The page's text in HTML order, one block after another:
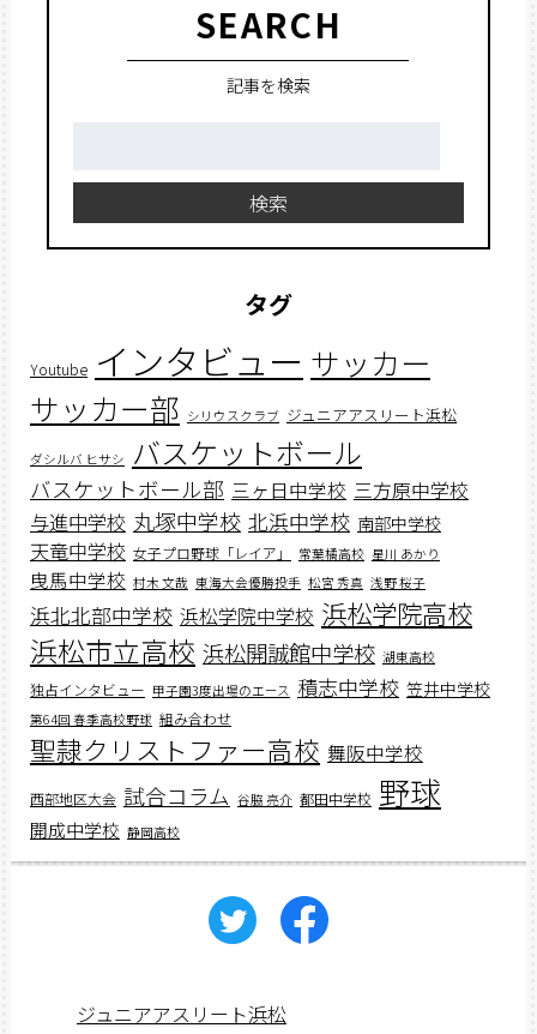
SEARCH
記事を検索
検索
タグ
Youtube インタビュー サッカー
サッカー部 シリウスクラブ ジュニアアスリート浜松
ダシルバ ヒサシ バスケットボール
バスケットボール部 三ヶ日中学校 三方原中学校
与進中学校 丸塚中学校 北浜中学校 南部中学校
天竜中学校 女子プロ野球「レイア」 常葉橘高校 星川 あかり
曳馬中学校 村木 文哉 東海大会優勝投手 松宮 秀真 浅野 桜子
浜北北部中学校 浜松学院中学校 浜松学院高校
浜松市立高校 浜松開誠館中学校 湖東高校
独占インタビュー 甲子園3度出場のエース 積志中学校 笠井中学校
第64回 春季高校野球 組み合わせ
聖隷クリストファー高校 舞阪中学校
西部地区大会 試合コラム 谷脇 亮介 都田中学校 野球
開成中学校 静岡高校
ジュニアアスリート浜松